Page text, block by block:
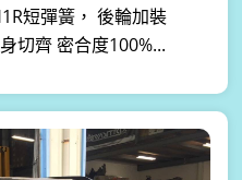
短彈簧， 後輪加裝
切齊 密合度100%...